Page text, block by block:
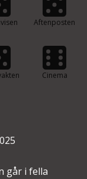
Aftenposten
Cinema
går i fella